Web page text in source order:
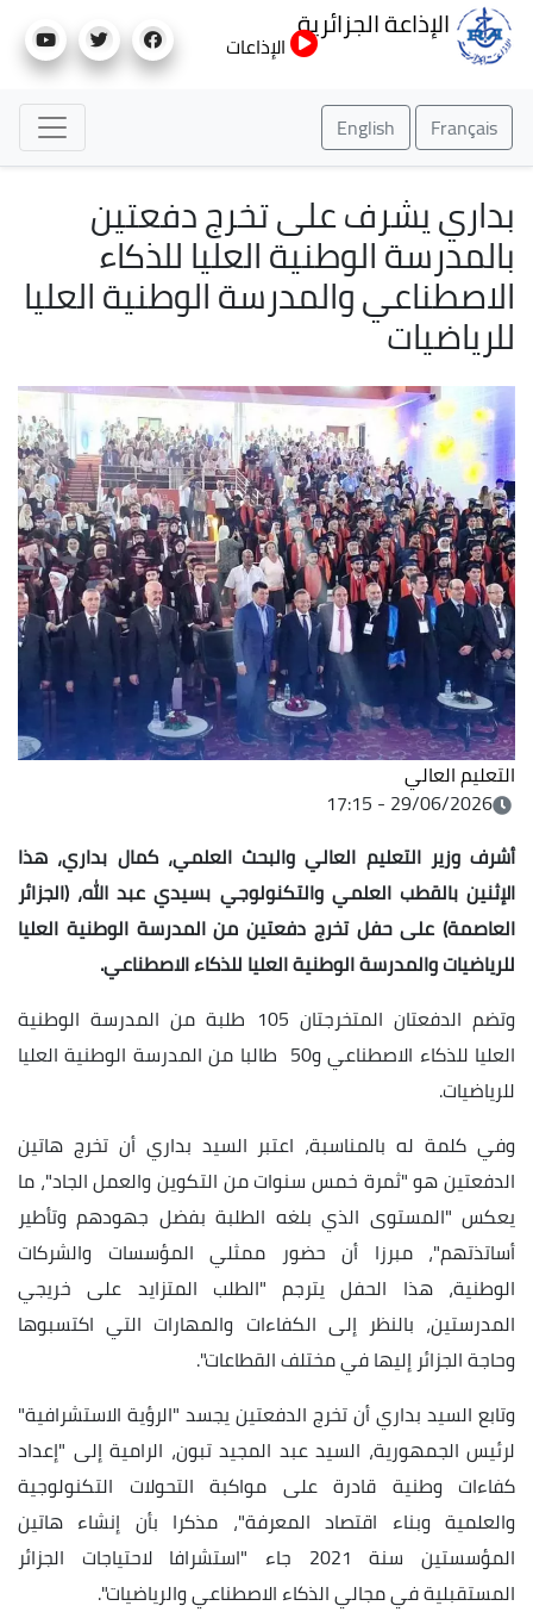
إلى
الإذاعة الجزائرية
الإذاعات
Français
English
بداري يشرف على تخرج دفعتين
بالمدرسة الوطنية العليا للذكاء
الاصطناعي والمدرسة الوطنية العليا
للرياضيات
التعليم العالي
29/06/2026 - 17:15
أشرف وزير التعليم العالي والبحث العلمي، كمال بداري، هذا
الإثنين بالقطب العلمي والتكنولوجي بسيدي عبد الله، (الجزائر
العاصمة) على حفل تخرج دفعتين من المدرسة الوطنية العليا
للرياضيات والمدرسة الوطنية العليا للذكاء الاصطناعي.
وتضم الدفعتان المتخرجتان 105 طلبة من المدرسة الوطنية
العليا للذكاء الاصطناعي و50 طالبا من المدرسة الوطنية العليا
للرياضيات.
وفي كلمة له بالمناسبة، اعتبر السيد بداري أن تخرج هاتين
الدفعتين هو "ثمرة خمس سنوات من التكوين والعمل الجاد"، ما
يعكس "المستوى الذي بلغه الطلبة بفضل جهودهم وتأطير
أساتذتهم"، مبرزا أن حضور ممثلي المؤسسات والشركات
الوطنية، هذا الحفل يترجم "الطلب المتزايد على خريجي
المدرستين، بالنظر إلى الكفاءات والمهارات التي اكتسبوها
وحاجة الجزائر إليها في مختلف القطاعات".
وتابع السيد بداري أن تخرج الدفعتين يجسد "الرؤية الاستشرافية"
لرئيس الجمهورية، السيد عبد المجيد تبون، الرامية إلى "إعداد
كفاءات وطنية قادرة على مواكبة التحولات التكنولوجية
والعلمية وبناء اقتصاد المعرفة"، مذكرا بأن إنشاء هاتين
المؤسستين سنة 2021 جاء "استشرافا لاحتياجات الجزائر
المستقبلية في مجالي الذكاء الاصطناعي والرياضيات".